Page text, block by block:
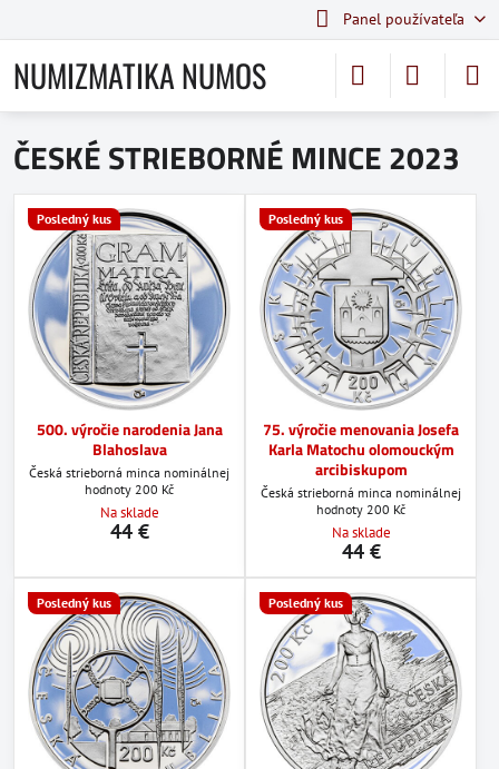
Panel používateľa
NUMIZMATIKA NUMOS
ČESKÉ STRIEBORNÉ MINCE 2023
Posledný kus
500. výročie narodenia Jana
Blahoslava
Česká strieborná minca nominálnej
hodnoty 200 Kč
Na sklade
44 €
Posledný kus
75. výročie menovania Josefa
Karla Matochu olomouckým
arcibiskupom
Česká strieborná minca nominálnej
hodnoty 200 Kč
Na sklade
44 €
Posledný kus Posledný kus